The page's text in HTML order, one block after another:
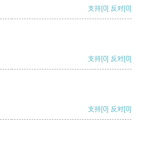
支持[0] 反对[0]
支持[0] 反对[0]
支持[0] 反对[0]